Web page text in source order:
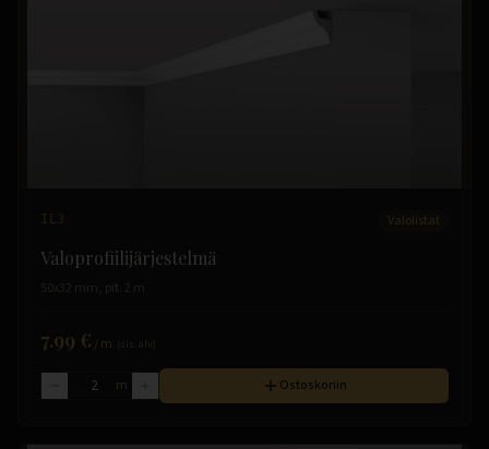
IL3 Valolistat
Valoprofiilijärjestelmä
50x32 mm, pit. 2 m
7.99 € /m
m Ostoskoriin